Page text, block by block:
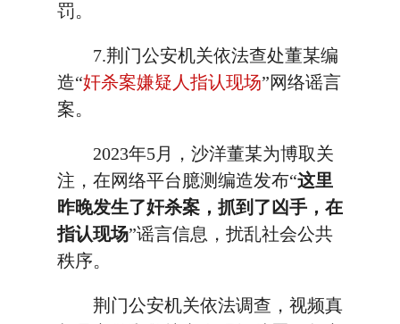
罚。
7.荆门公安机关依法查处董某编
造“奸杀案嫌疑人指认现场”网络谣言
案。
2023年5月，沙洋董某为博取关
注，在网络平台臆测编造发布“这里
昨晚发生了奸杀案，抓到了凶手，在
指认现场”谣言信息，扰乱社会公共
秩序。
荆门公安机关依法调查，视频真